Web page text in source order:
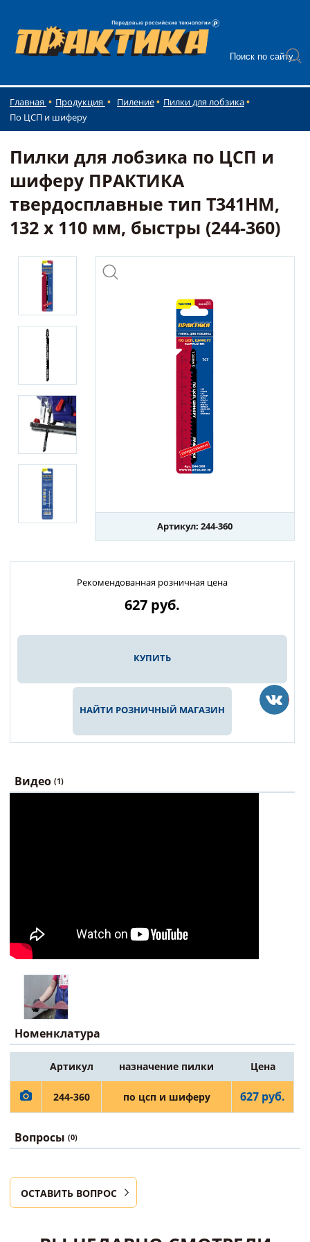
Главная Продукция Пиление
Пилки для лобзика
По ЦСП и шиферу
Пилки для лобзика по ЦСП и
шиферу ПРАКТИКА
твердосплавные тип T341HM,
132 х 110 мм, быстры (244-360)
Артикул: 244-360
Рекомендованная розничная цена
627 руб.
КУПИТЬ
НАЙТИ РОЗНИЧНЫЙ МАГАЗИН
Видео (1)
Номенклатура
Артикул назначение пилки Цена
244-360 по цсп и шиферу 627 руб.
Вопросы (0)
ОСТАВИТЬ ВОПРОС